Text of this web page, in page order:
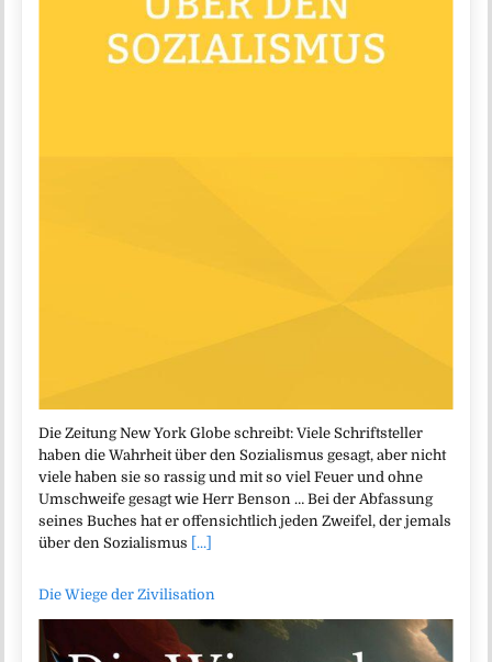
Die Zeitung New York Globe schreibt: Viele Schriftsteller
haben die Wahrheit über den Sozialismus gesagt, aber nicht
viele haben sie so rassig und mit so viel Feuer und ohne
Umschweife gesagt wie Herr Benson … Bei der Abfassung
seines Buches hat er offensichtlich jeden Zweifel, der jemals
über den Sozialismus [...]
Die Wiege der Zivilisation